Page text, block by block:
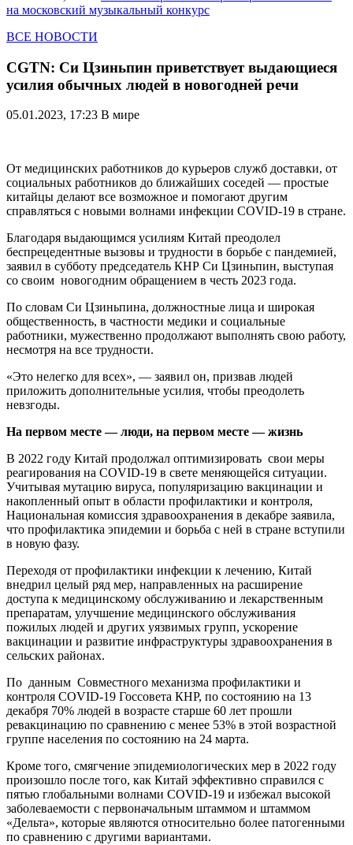
на московский музыкальный конкурс
ВСЕ НОВОСТИ
CGTN: Си Цзиньпин приветствует выдающиеся
усилия обычных людей в новогодней речи
05.01.2023, 17:23 В мире
От медицинских работников до курьеров служб доставки, от
социальных работников до ближайших соседей — простые
китайцы делают все возможное и помогают другим
справляться с новыми волнами инфекции COVID-19 в стране.
Благодаря выдающимся усилиям Китай преодолел
беспрецедентные вызовы и трудности в борьбе с пандемией,
заявил в субботу председатель КНР Си Цзиньпин, выступая
со своим новогодним обращением в честь 2023 года.
По словам Си Цзиньпина, должностные лица и широкая
общественность, в частности медики и социальные
работники, мужественно продолжают выполнять свою работу,
несмотря на все трудности.
«Это нелегко для всех», — заявил он, призвав людей
приложить дополнительные усилия, чтобы преодолеть
невзгоды.
На первом месте — люди, на первом месте — жизнь
В 2022 году Китай продолжал оптимизировать свои меры
реагирования на COVID-19 в свете меняющейся ситуации.
Учитывая мутацию вируса, популяризацию вакцинации и
накопленный опыт в области профилактики и контроля,
Национальная комиссия здравоохранения в декабре заявила,
что профилактика эпидемии и борьба с ней в стране вступили
в новую фазу.
Переходя от профилактики инфекции к лечению, Китай
внедрил целый ряд мер, направленных на расширение
доступа к медицинскому обслуживанию и лекарственным
препаратам, улучшение медицинского обслуживания
пожилых людей и других уязвимых групп, ускорение
вакцинации и развитие инфраструктуры здравоохранения в
сельских районах.
По данным Совместного механизма профилактики и
контроля COVID-19 Госсовета КНР, по состоянию на 13
декабря 70% людей в возрасте старше 60 лет прошли
ревакцинацию по сравнению с менее 53% в этой возрастной
группе населения по состоянию на 24 марта.
Кроме того, смягчение эпидемиологических мер в 2022 году
произошло после того, как Китай эффективно справился с
пятью глобальными волнами COVID-19 и избежал высокой
заболеваемости с первоначальным штаммом и штаммом
«Дельта», которые являются относительно более патогенными
по сравнению с другими вариантами.